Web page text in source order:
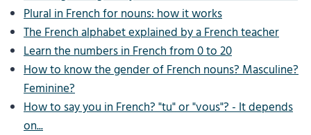
Plural in French for nouns: how it works
The French alphabet explained by a French teacher
Learn the numbers in French from 0 to 20
How to know the gender of French nouns? Masculine?
Feminine?
How to say you in French? "tu" or "vous"? - It depends
on...